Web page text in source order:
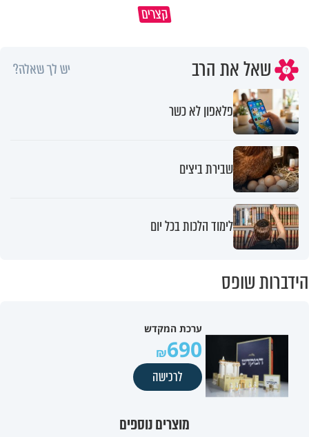
קצרים
שאל את הרב יש לך שאלה?
פלאפון לא כשר
שבירת ביצים
לימוד הלכות בכל יום
הידברות שופס
ערכת המקדש
690
לרכישה
מוצרים נוספים